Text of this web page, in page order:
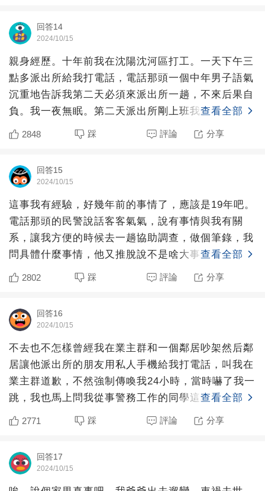
回答14
2024/10/15
親身經歷。十年前我在沈陽沈河區打工。一天下午三
點多派出所給我打電話，電話那頭一個中年男子語氣
沉重地告訴我第二天必須來派出所一趟，不來后果自
負。我一夜無眠。第二天派出所剛上班我就到了。接
待說負責我的同事
查看全部
2848 踩 評論 分享
回答15
2024/10/15
這事我有經驗，好幾年前的事情了，應該是19年吧。
電話那頭的民警說話客客氣氣，說有事情與我有關
系，讓我方便的時候去一趟協助調查，做個筆錄，我
問具體什麼事情，他又推脫說不是啥大事，過來就知
道。然后我尋思，
查看全部
2802 踩 評論 分享
回答16
2024/10/15
不去也不怎樣曾經我在業主群和一個鄰居吵架然后鄰
居讓他派出所的朋友用私人手機給我打電話，叫我在
業主群道歉，不然強制傳喚我24小時，當時嚇了我一
跳，我也馬上問我從事警務工作的同學這種情況該怎
麼辦，同學讓我
查看全部
2771 踩 評論 分享
回答17
2024/10/15